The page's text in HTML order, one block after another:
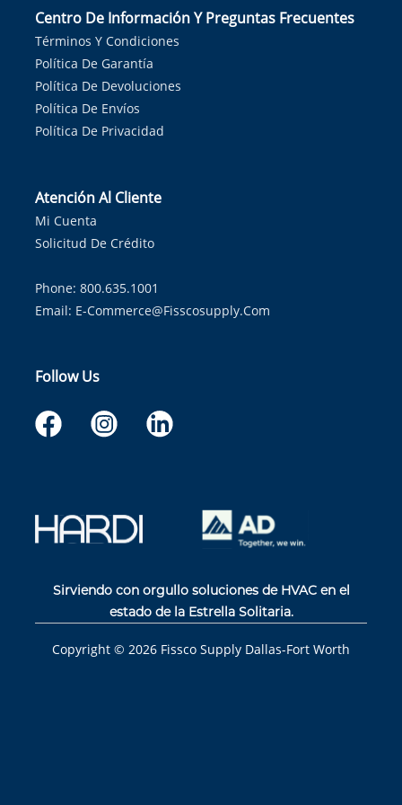
Centro De Información Y Preguntas Frecuentes
Términos Y Condiciones
Política De Garantía
Política De Devoluciones
Política De Envíos
Política De Privacidad
Atención Al Cliente
Mi Cuenta
Solicitud De Crédito
Phone: 800.635.1001
Email: E-Commerce@fisscosupply.com
Follow Us
Sirviendo con orgullo soluciones de HVAC en el
estado de la Estrella Solitaria.
Copyright © 2026 Fissco Supply Dallas-Fort Worth